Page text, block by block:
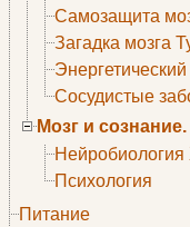
Самозащита
Загадка мозга
Сосудистые
Мозг и
Нейробиология
Психология
Питание